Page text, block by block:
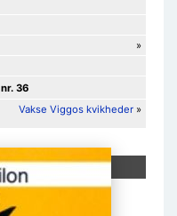
»
nr. 36
Vakse Viggos kvikheder »